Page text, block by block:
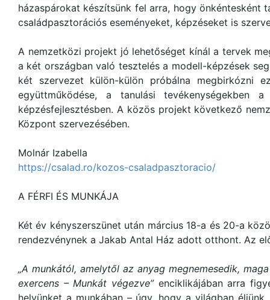
házaspárokat készítsünk fel arra, hogy önkéntesként
családpasztorációs eseményeket, képzéseket is
A nemzetközi projekt jó lehetőséget kínál a tervek
a két országban való tesztelés a modell-képzések
két szervezet külön-külön próbálna megbirkózni
együttműködése, a tanulási
képzésfejlesztésben. A közös projekt következő
Központ szervezésében.
Molnár Izabella
https://csalad.ro/kozos-csaladpasztoracio/
A FÉRFI ÉS MUNKÁJA
Két év kényszerszünet után március 18-a és 20-a
rendezvénynek a Jakab Antal Ház adott otthont. Az
„A munkától, amelytől az anyag megnemesedik,
exercens – Munkát végezve”enciklikájában arra
helyünket a munkában – úgy, hogy a világban